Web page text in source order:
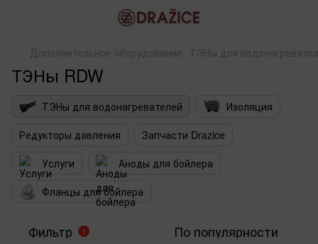
Дополнительное оборудование ТЭНы для
ТЭНы RDW
ТЭНы для водонагревателей
Изоляция
Редукторы давления
Запчасти Drazice
Услуги
Аноды для бойлера
Фланцы для бойлера
Фильтр 1 По популярности